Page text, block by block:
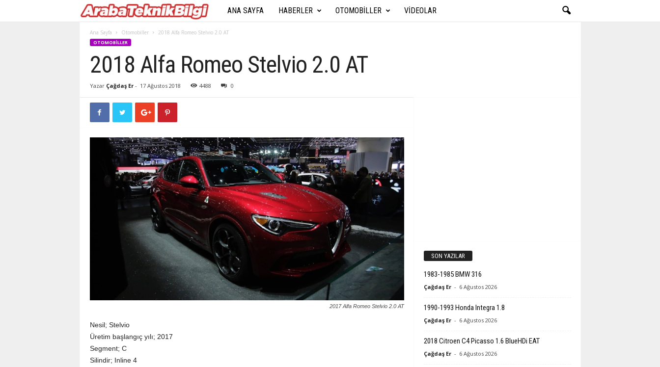
r
b
a
e
k
n
i
k
B
i
ANA SAYFA HABERLER OTOMOBILLER VIDEOLAR
Ana Sayfa Otomobiller 2018 Alfa Romeo Stelvio 2.0 AT
OTOMOBILLER
2018 Alfa Romeo Stelvio 2.0 AT
Yazar Çağdaş Er- 17 Ağustos 2018 4488 0
2017 Alfa Romeo Stelvio 2.0 AT
Nesil; Stelvio
Üretim başlangıç yılı; 2017
Segment; C
Silindir; Inline 4
SON YAZILAR
1983-1985 BMW 316
Çağdaş Er - 6 Ağustos 2026
1990-1993 Honda Integra 1.8
Çağdaş Er - 6 Ağustos 2026
2018 Citroen C4 Picasso 1.6 BlueHDi EAT
Çağdaş Er - 6 Ağustos 2026